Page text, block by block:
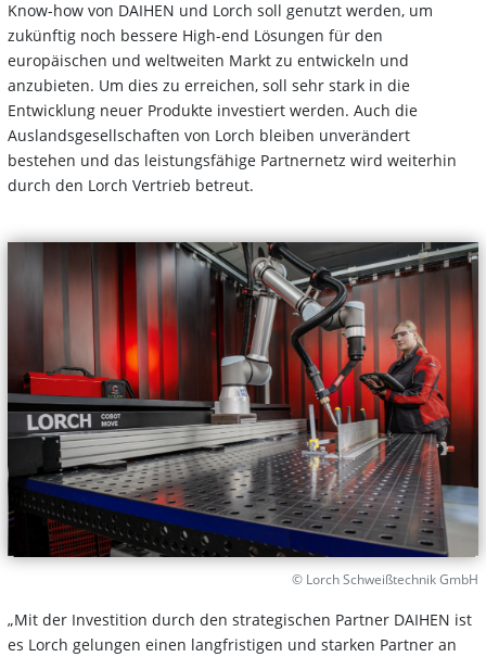
Know-how von DAIHEN und Lorch soll genutzt werden, um
zukünftig noch bessere High-end Lösungen für den
europäischen und weltweiten Markt zu entwickeln und
anzubieten. Um dies zu erreichen, soll sehr stark in die
Entwicklung neuer Produkte investiert werden. Auch die
Auslandsgesellschaften von Lorch bleiben unverändert
bestehen und das leistungsfähige Partnernetz wird weiterhin
durch den Lorch Vertrieb betreut.
© Lorch Schweißtechnik GmbH
„Mit der Investition durch den strategischen Partner DAIHEN ist
es Lorch gelungen einen langfristigen und starken Partner an